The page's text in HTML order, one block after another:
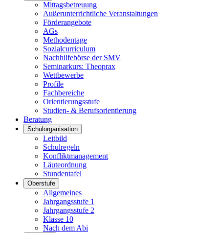
Mittagsbetreuung
Außerunterrichtliche Veranstaltungen
Förderangebote
AGs
Methodentage
Sozialcurriculum
Nachhilfebörse der SMV
Seminarkurs: Theoprax
Wettbewerbe
Profile
Fachbereiche
Orientierungsstufe
Studien- & Berufsorientierung
Beratung
Schulorganisation
Leitbild
Schulregeln
Konfliktmanagement
Läuteordnung
Stundentafel
Oberstufe
Allgemeines
Jahrgangsstufe 1
Jahrgangsstufe 2
Klasse 10
Nach dem Abi